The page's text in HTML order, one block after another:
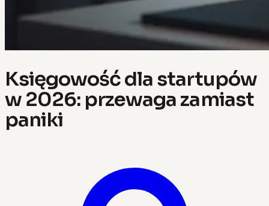
Księgowość dla startupów
w 2026: przewaga zamiast
paniki